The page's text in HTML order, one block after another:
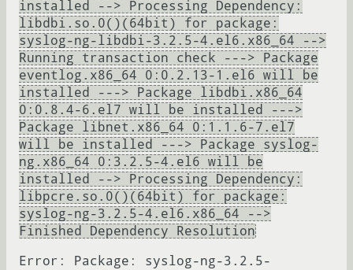
installed --> Processing Dependency:
libdbi.so.0()(64bit) for package:
syslog-ng-libdbi-3.2.5-4.el6.x86_64 -->
Running transaction check ---> Package
eventlog.x86_64 0:0.2.13-1.el6 will be
installed ---> Package libdbi.x86_64
0:0.8.4-6.el7 will be installed --->
Package libnet.x86_64 0:1.1.6-7.el7
will be installed ---> Package syslog-
ng.x86_64 0:3.2.5-4.el6 will be
installed --> Processing Dependency:
libpcre.so.0()(64bit) for package:
syslog-ng-3.2.5-4.el6.x86_64 -->
Finished Dependency Resolution
Error: Package: syslog-ng-3.2.5-